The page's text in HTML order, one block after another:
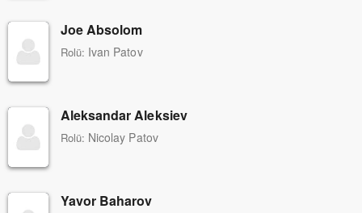
Joe Absolom
Rolü: Ivan Patov
Aleksandar Aleksiev
Rolü: Nicolay Patov
Yavor Baharov